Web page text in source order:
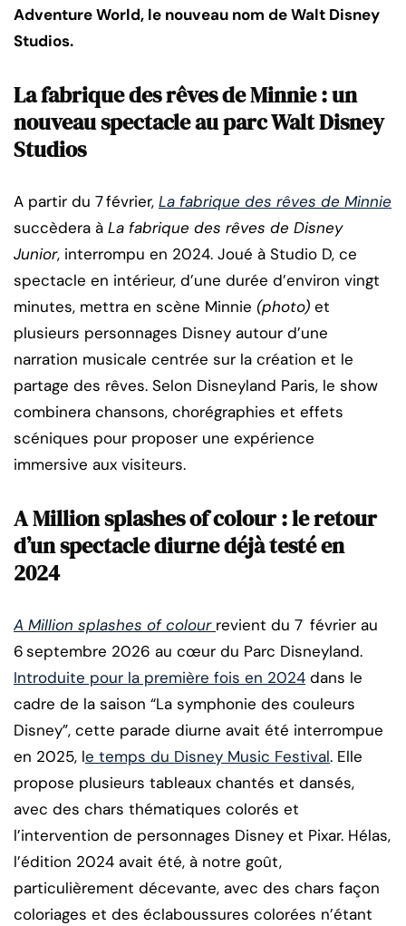
Adventure World, le nouveau nom de Walt Disney
Studios.
La fabrique des rêves de Minnie : un
nouveau spectacle au parc Walt Disney
Studios
A partir du 7 février, La fabrique des rêves de Minnie
succèdera à La fabrique des rêves de Disney
Junior, interrompu en 2024. Joué à Studio D, ce
spectacle en intérieur, d’une durée d’environ vingt
minutes, mettra en scène Minnie (photo) et
plusieurs personnages Disney autour d’une
narration musicale centrée sur la création et le
partage des rêves. Selon Disneyland Paris, le show
combinera chansons, chorégraphies et effets
scéniques pour proposer une expérience
immersive aux visiteurs.
A Million splashes of colour : le retour
d’un spectacle diurne déjà testé en
2024
A Million splashes of colour revient du 7 février au
6 septembre 2026 au cœur du Parc Disneyland.
Introduite pour la première fois en 2024 dans le
cadre de la saison “La symphonie des couleurs
Disney”, cette parade diurne avait été interrompue
en 2025, le temps du Disney Music Festival. Elle
propose plusieurs tableaux chantés et dansés,
avec des chars thématiques colorés et
l’intervention de personnages Disney et Pixar. Hélas,
l’édition 2024 avait été, à notre goût,
particulièrement décevante, avec des chars façon
coloriages et des éclaboussures colorées n’étant